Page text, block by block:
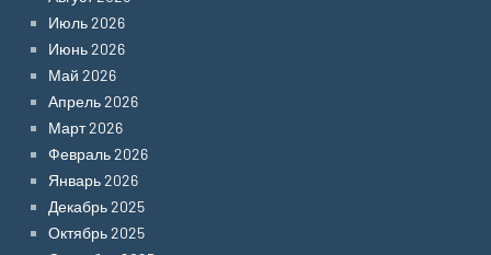
Июль 2026
Июнь 2026
Май 2026
Апрель 2026
Март 2026
Февраль 2026
Январь 2026
Декабрь 2025
Октябрь 2025